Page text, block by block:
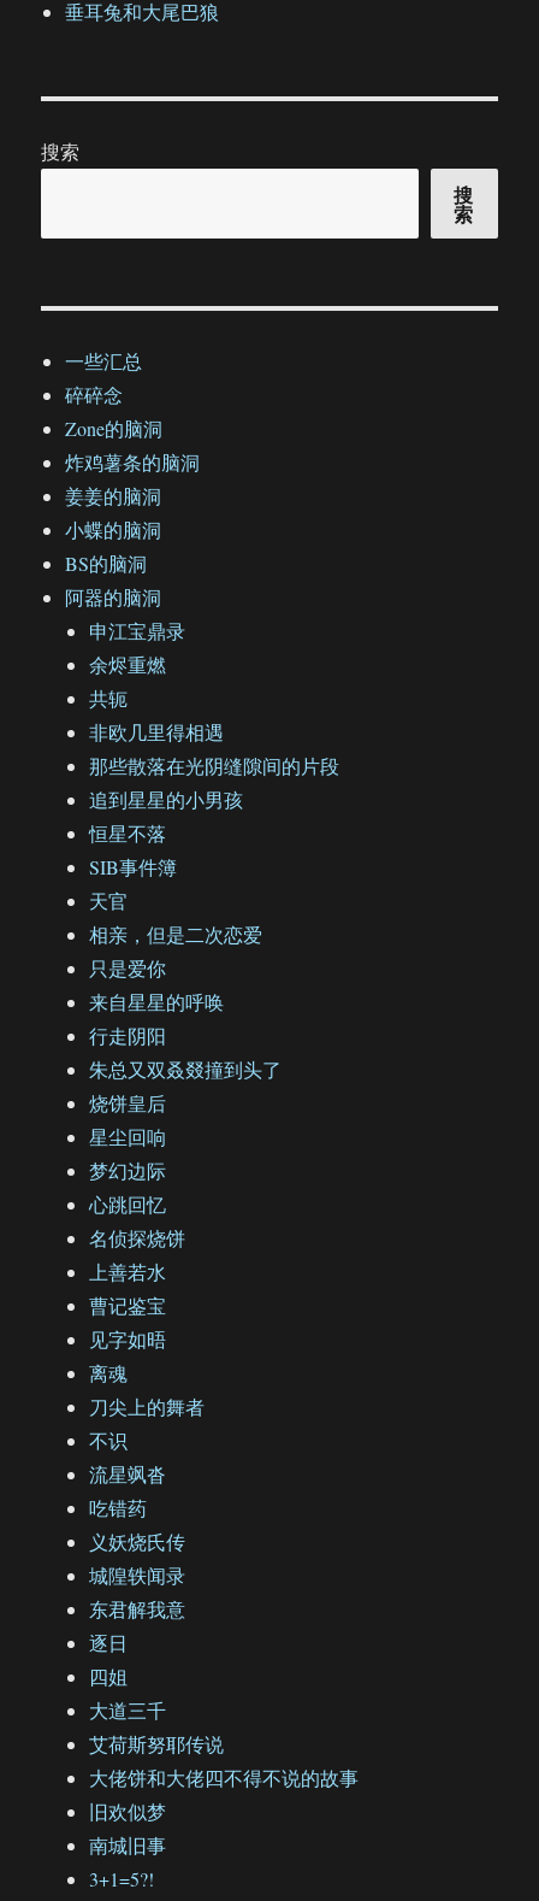
垂耳兔和大尾巴狼
搜索
搜
索
一些汇总
碎碎念
Zone的脑洞
炸鸡薯条的脑洞
姜姜的脑洞
小蝶的脑洞
BS的脑洞
阿器的脑洞
申江宝鼎录
余烬重燃
共轭
非欧几里得相遇
那些散落在光阴缝隙间的片段
追到星星的小男孩
恒星不落
SIB事件簿
天官
相亲，但是二次恋爱
只是爱你
来自星星的呼唤
行走阴阳
朱总又双叒叕撞到头了
烧饼皇后
星尘回响
梦幻边际
心跳回忆
名侦探烧饼
上善若水
曹记鉴宝
见字如晤
离魂
刀尖上的舞者
不识
流星飒沓
吃错药
义妖烧氏传
城隍轶闻录
东君解我意
逐日
四姐
大道三千
艾荷斯努耶传说
大佬饼和大佬四不得不说的故事
旧欢似梦
南城旧事
3+1=5?!